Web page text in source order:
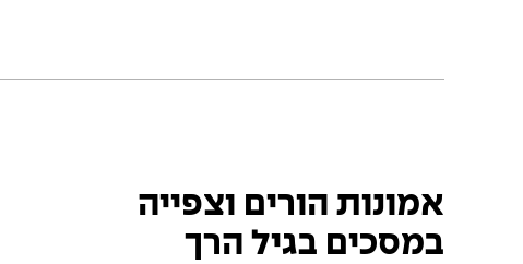
אמונות הורים וצפייה
במסכים בגיל הרך